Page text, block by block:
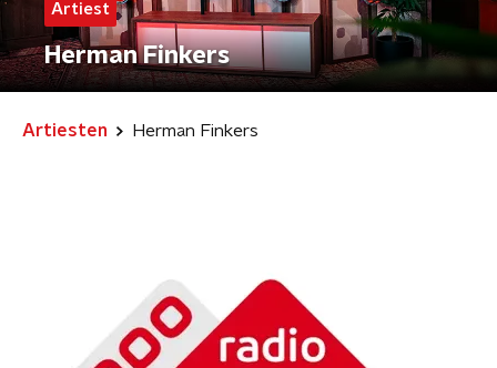
Artiest
Herman Finkers
Artiesten Herman Finkers